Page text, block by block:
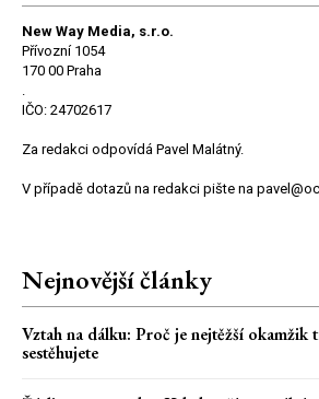
New Way Media, s.r.o.
Přívozní 1054
170 00 Praha
.
IČO: 24702617
Za redakci odpovídá Pavel Malátný.
V případě dotazů na redakci pište na
Nejnovější články
Vztah na dálku: Proč je nejtěžší okamžik
sestěhujete